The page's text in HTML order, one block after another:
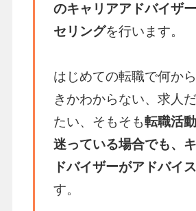
のキャリアアドバイザ
セリングを行います。
はじめての転職で何か
きかわからない、求人
たい、そもそも転職活
迷っている場合でも、
ドバイザーがアドバイス
す。